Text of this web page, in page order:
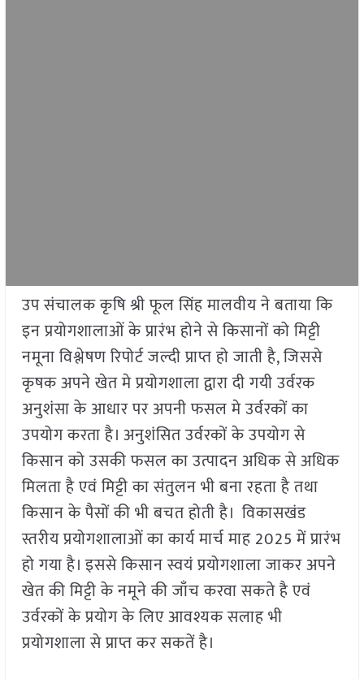
उप संचालक कृषि श्री फूल सिंह मालवीय ने बताया कि
इन प्रयोगशालाओं के प्रारंभ होने से किसानों को मिट्टी
नमूना विश्लेषण रिपोर्ट जल्दी प्राप्त हो जाती है, जिससे
कृषक अपने खेत मे प्रयोगशाला द्वारा दी गयी उर्वरक
अनुशंसा के आधार पर अपनी फसल मे उर्वरकों का
उपयोग करता है। अनुशंसित उर्वरकों के उपयोग से
किसान को उसकी फसल का उत्पादन अधिक से अधिक
मिलता है एवं मिट्टी का संतुलन भी बना रहता है तथा
किसान के पैसों की भी बचत होती है। विकासखंड
स्तरीय प्रयोगशालाओं का कार्य मार्च माह 2025 में प्रारंभ
हो गया है। इससे किसान स्वयं प्रयोगशाला जाकर अपने
खेत की मिट्टी के नमूने की जाँच करवा सकते है एवं
उर्वरकों के प्रयोग के लिए आवश्यक सलाह भी
प्रयोगशाला से प्राप्त कर सकतें है।